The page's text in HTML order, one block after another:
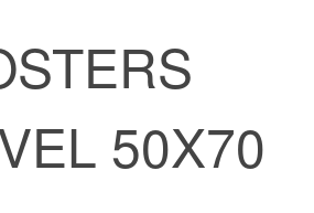
50X70